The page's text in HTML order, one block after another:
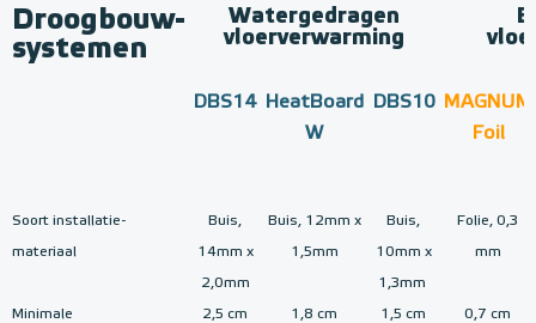
Droogbouw-
systemen
Watergedragen
vloerverwarming
DBS14
HeatBoard
W
DBS10
MAGNUM
Foil
Soort installatie-
materiaal
Buis,
14mm x
2,0mm
Buis, 12mm x
1,5mm
Buis,
10mm x
1,3mm
Folie, 0,3
mm
Minimale 2,5 cm 1,8 cm 1,5 cm 0,7 cm